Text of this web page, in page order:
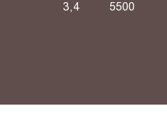
3,4 5500